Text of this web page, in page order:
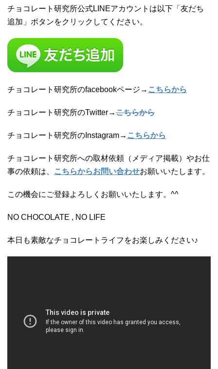
チョコレート研究所公式LINEアカウントは以下「友だち
追加」ボタンをクリックしてください。
チョコレート研究所のfacebookページ→ こちらから
チョコレート研究所のTwitter→こちらから
チョコレート研究所のInstagram→ こちらから
チョコレート研究所への取材依頼（メディア掲載）やお仕
事の依頼は、
こちらからお問い合わせお願いいたします。
この機会にご登録よろしくお願いいたします。^^
NO CHOCOLATE , NO LIFE
本日も素敵なチョコレートライフをお楽しみください♪